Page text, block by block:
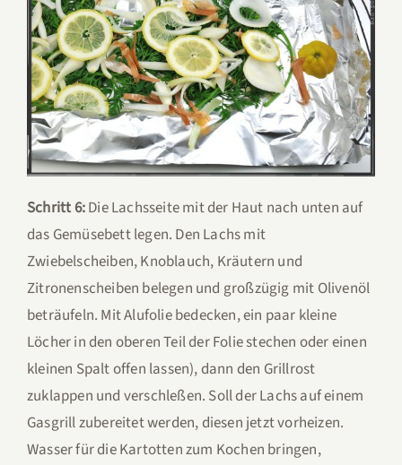
Schritt 6:Die Lachsseite mit der Haut nach unten auf
das Gemüsebett legen. Den Lachs mit
Zwiebelscheiben, Knoblauch, Kräutern und
Zitronenscheiben belegen und großzügig mit Olivenöl
beträufeln. Mit Alufolie bedecken, ein paar kleine
Löcher in den oberen Teil der Folie stechen oder einen
kleinen Spalt offen lassen), dann den Grillrost
zuklappen und verschleßen. Soll der Lachs auf einem
Gasgrill zubereitet werden, diesen jetzt vorheizen.
Wasser für die Kartotten zum Kochen bringen,